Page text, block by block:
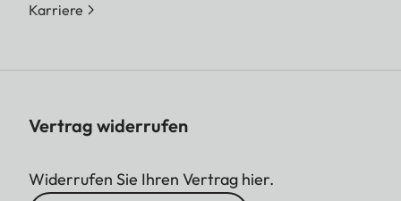
Karriere
Vertrag widerrufen
Widerrufen Sie Ihren Vertrag hier.